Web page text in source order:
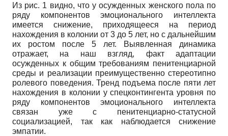
Из рис. 1 видно, что у осужденных женского пола по
ряду компонентов эмоционального интеллекта
имеется снижение, приходящееся на период
нахождения в колонии от 3 до 5 лет, но с дальнейшим
их ростом после 5 лет. Выявленная динамика
отражает, на наш взгляд, факт адаптации
осужденных к общим требованиям пенитенциарной
среды и реализации преимущественно стереотипно
ролевого поведения. Тренд подъема после пяти лет
нахождения в колонии у спецконтингента уровня по
ряду компонентов эмоционального интеллекта
связан уже с пенитенциарно-статусной
социализацией, так как наблюдается снижение
эмпатии.